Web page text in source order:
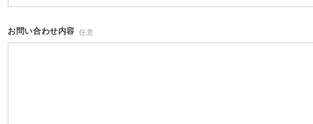
お問い合わせ内容 任意